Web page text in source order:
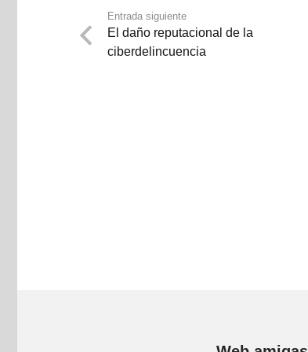
Entrada siguiente
El daño reputacional de la
ciberdelincuencia